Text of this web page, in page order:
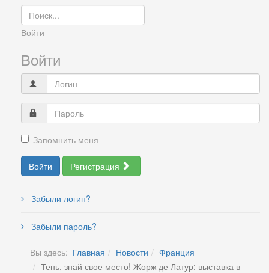
Войти
Войти
Запомнить меня
Войти Регистрация
Забыли логин?
Забыли пароль?
Вы здесь: Главная Новости
Франция
Тень, знай свое место! Жорж де Латур: выставка в